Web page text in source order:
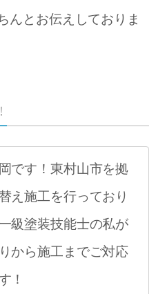
んとお伝えしておりま
です！東村山市を拠
え施工を行っており
級塗装技能士の私が
から施工までご対応
！